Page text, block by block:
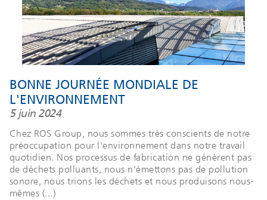
BONNE JOURNÉE MONDIALE DE
L'ENVIRONNEMENT
5 juin 2024
Chez ROS Group, nous sommes très conscients de notre
préoccupation pour l'environnement dans notre travail
quotidien. Nos processus de fabrication ne génèrent pas
de déchets polluants, nous n'émettons pas de pollution
sonore, nous trions les déchets et nous produisons nous-
mêmes (...)